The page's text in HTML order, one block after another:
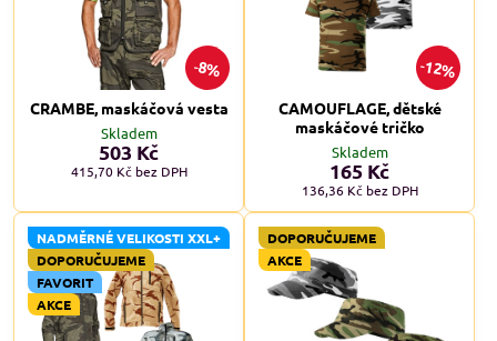
8%
CRAMBE, maskáčová vesta
Skladem
503 Kč
415,70 Kč bez DPH
12%
CAMOUFLAGE, dětské
maskáčové tričko
Skladem
165 Kč
136,36 Kč bez DPH
NADMĚRNÉ VELIKOSTI XXL+
DOPORUČUJEME
FAVORIT
AKCE
DOPORUČUJEME
AKCE